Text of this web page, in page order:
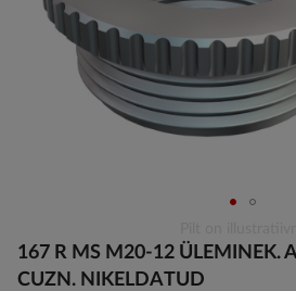
gallery
to
the
167 R MS M20-12 ÜLEMINEK.
CUZN. NIKELDATUD